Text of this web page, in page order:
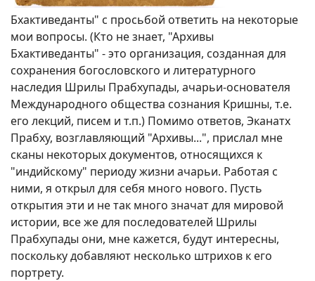
Бхактиведанты" с просьбой ответить на некоторые
мои вопросы. (Кто не знает, "Архивы
Бхактиведанты" - это организация, созданная для
сохранения богословского и литературного
наследия Шрилы Прабхупады, ачарьи-основателя
Международного общества сознания Кришны, т.е.
его лекций, писем и т.п.) Помимо ответов, Эканатх
Прабху, возглавляющий "Архивы...", прислал мне
сканы некоторых документов, относящихся к
"индийскому" периоду жизни ачарьи. Работая с
ними, я открыл для себя много нового. Пусть
открытия эти и не так много значат для мировой
истории, все же для последователей Шрилы
Прабхупады они, мне кажется, будут интересны,
поскольку добавляют несколько штрихов к его
портрету.